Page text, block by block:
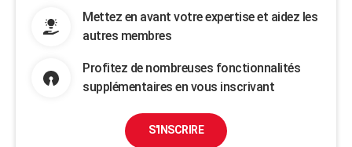
Mettez en avant votre expertise et aidez les
autres membres
Profitez de nombreuses fonctionnalités
supplémentaires en vous inscrivant
S'INSCRIRE